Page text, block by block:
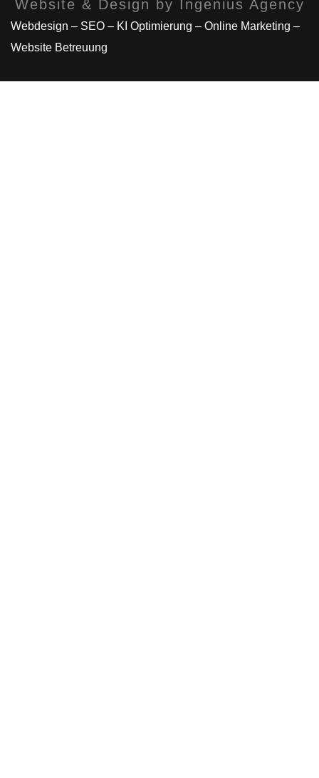
Website & Design by Ingenius Agency
Webdesign – SEO – KI Optimierung – Online Marketing –
Website Betreuung